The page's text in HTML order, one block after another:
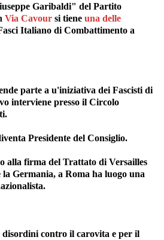
Garibaldi" del Partito
Via Cavour si tiene una delle
Italiano di Combattimento a
parte a u'iniziativa dei Fascisti di
interviene presso il Circolo
Presidente del Consiglio.
alla firma del Trattato di Versailles
Germania, a Roma ha luogo una
disordini contro il carovita e per il